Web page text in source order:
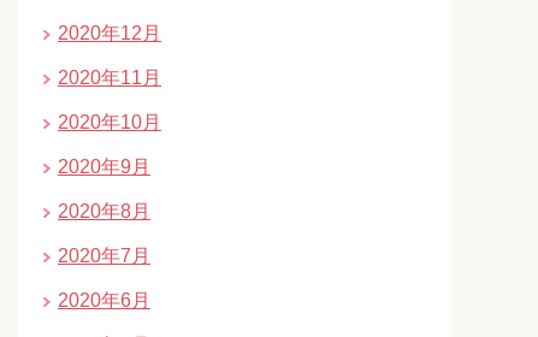
2020年12月
2020年11月
2020年10月
2020年9月
2020年8月
2020年7月
2020年6月